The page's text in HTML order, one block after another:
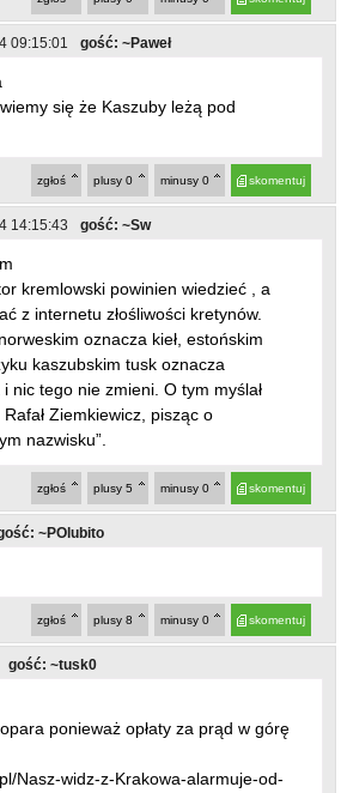
09:15:01 gość: ~Paweł
się że Kaszuby leżą pod
skomentuj
minusy 0
plusy 0
zgłoś
14:15:43 gość: ~Sw
kremlowski powinien wiedzieć , a
z internetu złośliwości kretynów.
oznacza kieł, estońskim
kaszubskim tusk oznacza
nic tego nie zmieni. O tym myślał
Ziemkiewicz, pisząc o
nazwisku”.
skomentuj
minusy 0
plusy 5
zgłoś
~POlubito
skomentuj
minusy 0
plusy 8
zgłoś
gość: ~tusk0
ponieważ opłaty za prąd w górę
Nasz-widz-z-Krakowa-alarmuje-od-